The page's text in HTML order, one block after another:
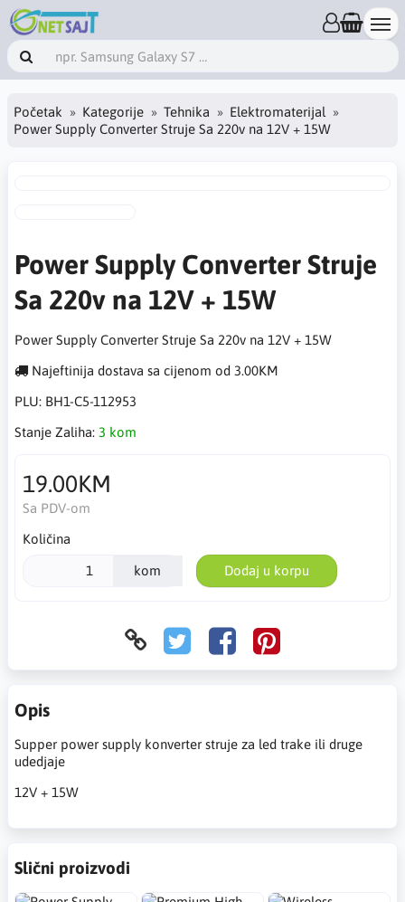
Početak Kategorije Tehnika
Elektromaterijal
Power Supply Converter Struje Sa 220v na 12V + 15W
Power Supply Converter Struje
Sa 220v na 12V + 15W
Power Supply Converter Struje Sa 220v na 12V + 15W
Najeftinija dostava sa cijenom od 3.00KM
PLU: BH1-C5-112953
Stanje Zaliha: 3 kom
19.00KM
Sa PDV-om
Količina
kom Dodaj u korpu
Opis
Supper power supply konverter struje za led trake ili druge
udedjaje
12V + 15W
Slični proizvodi